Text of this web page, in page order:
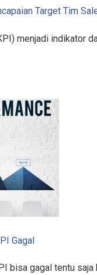
Target Tim
menjadi indikator
Gagal
bisa gagal tentu